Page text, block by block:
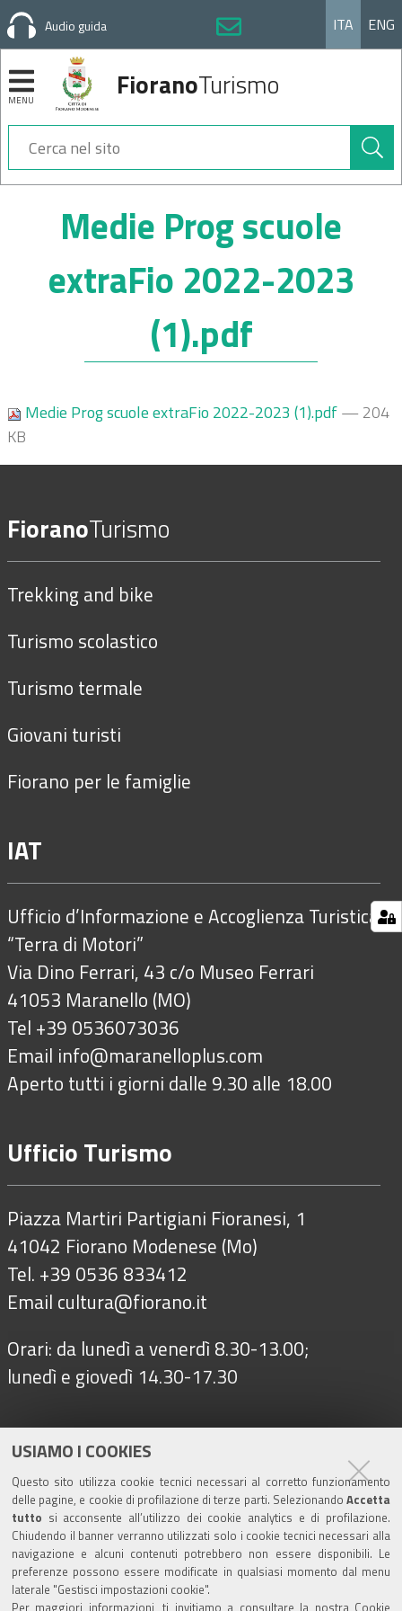
USIAMO I COOKIES
Questo sito utilizza cookie tecnici necessari al corretto funzionamento
delle pagine, e cookie di profilazione di terze parti. Selezionando Accetta
tutto si acconsente all’utilizzo dei cookie analytics e di profilazione.
Chiudendo il banner verranno utilizzati solo i cookie tecnici necessari alla
navigazione e alcuni contenuti potrebbero non essere disponibili. Le
preferenze possono essere modificate in qualsiasi momento dal menu
laterale "Gestisci impostazioni cookie".
Per maggiori informazioni, ti invitiamo a consultare la nostra Cookie
Audio guida ITA ENG
MENU FioranoTurismo
Cerca
nel
sito
Medie Prog scuole
extraFio 2022-2023
(1).pdf
Medie Prog scuole extraFio 2022-2023 (1).pdf— 204
KB
FioranoTurismo
Trekking and bike
Turismo scolastico
Turismo termale
Giovani turisti
Fiorano per le famiglie
IAT
Ufficio d’Informazione e Accoglienza Turistica
“Terra di Motori”
Via Dino Ferrari, 43 c/o Museo Ferrari
41053 Maranello (MO)
Tel +39 0536073036
Email info@maranelloplus.com
Aperto tutti i giorni dalle 9.30 alle 18.00
Ufficio Turismo
Piazza Martiri Partigiani Fioranesi, 1
41042 Fiorano Modenese (Mo)
Tel. +39 0536 833412
Email cultura@fiorano.it
Orari: da lunedì a venerdì 8.30-13.00;
lunedì e giovedì 14.30-17.30
Seguici su
Turismo
Riserva di Nirano